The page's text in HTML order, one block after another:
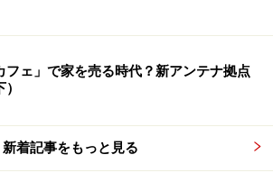
フェ」で家を売る時代？新アンテナ拠点
）
新着記事をもっと見る